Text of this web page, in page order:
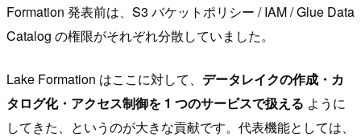
Formation 発表前は、S3 バケットポリシー / IAM / Glue Data
Catalog の権限がそれぞれ分散していました。
Lake Formation はここに対して、 データレイクの作成・カ
タログ化・アクセス制御を 1 つのサービスで扱える ように
してきた、というのが大きな貢献です。代表機能としては、